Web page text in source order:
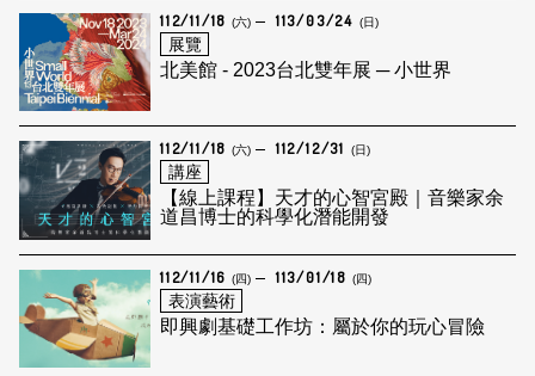
112/11/18 (六) 113/03/24 (日)
展覽
北美館 - 2023台北雙年展 ─ 小世界
112/11/18 (六) 112/12/31 (日)
講座
【線上課程】天才的心智宮殿｜音樂家余
道昌博士的科學化潛能開發
112/11/16 (四) 113/01/18 (四)
表演藝術
即興劇基礎工作坊：屬於你的玩心冒險